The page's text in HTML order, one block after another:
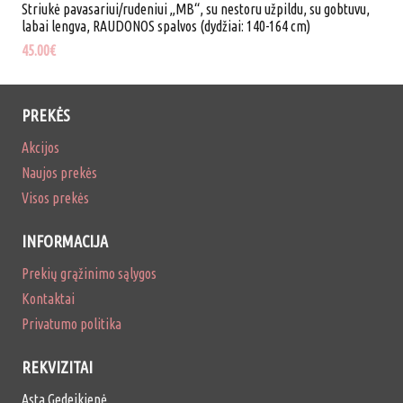
Striukė pavasariui/rudeniui „MB“, su nestoru užpildu, su gobtuvu,
labai lengva, RAUDONOS spalvos (dydžiai: 140-164 cm)
45.00€
PREKĖS
Akcijos
Naujos prekės
Visos prekės
INFORMACIJA
Prekių grąžinimo sąlygos
Kontaktai
Privatumo politika
REKVIZITAI
Asta Gedeikienė